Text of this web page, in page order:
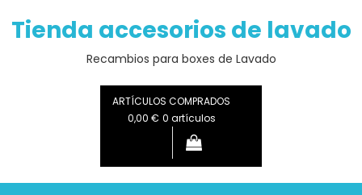
Tienda accesorios de lavado
Recambios para boxes de Lavado
ARTÍCULOS COMPRADOS
0,00 € 0 artículos